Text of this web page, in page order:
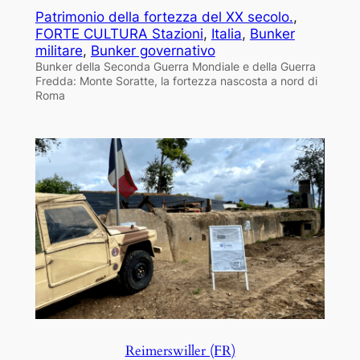
Patrimonio della fortezza del XX secolo.
FORTE CULTURA Stazioni, Italia, Bunker
militare, Bunker governativo
Bunker della Seconda Guerra Mondiale e della Guerra
Fredda: Monte Soratte, la fortezza nascosta a nord di
Roma
Reimerswiller (FR)